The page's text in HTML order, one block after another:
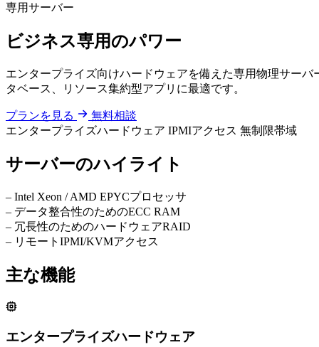
専用サーバー
ビジネス専用のパワー
エンタープライズ向けハードウェアを備えた専用物理サー
タベース、リソース集約型アプリに最適です。
プランを見る
無料相談
エンタープライズハードウェア IPMIアクセス 無制限帯域
サーバーのハイライト
– Intel Xeon / AMD EPYCプロセッサ
– データ整合性のためのECC RAM
– 冗長性のためのハードウェアRAID
– リモートIPMI/KVMアクセス
主な機能
エンタープライズハードウェア